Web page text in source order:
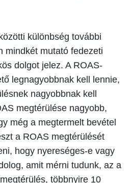
különbség további
mindkét mutató fedezeti
dolgot jelez. A ROAS-
legnagyobbnak kell lennie,
nagyobbnak kell
megtérülése nagyobb,
még a megtermelt bevétel
a ROAS megtérülését
hogy nyereséges-e vagy
amit mérni tudunk, az a
többnyire 10